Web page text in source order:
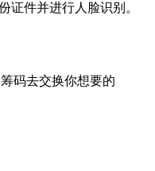
件并进行人脸识别。
码去交换你想要的